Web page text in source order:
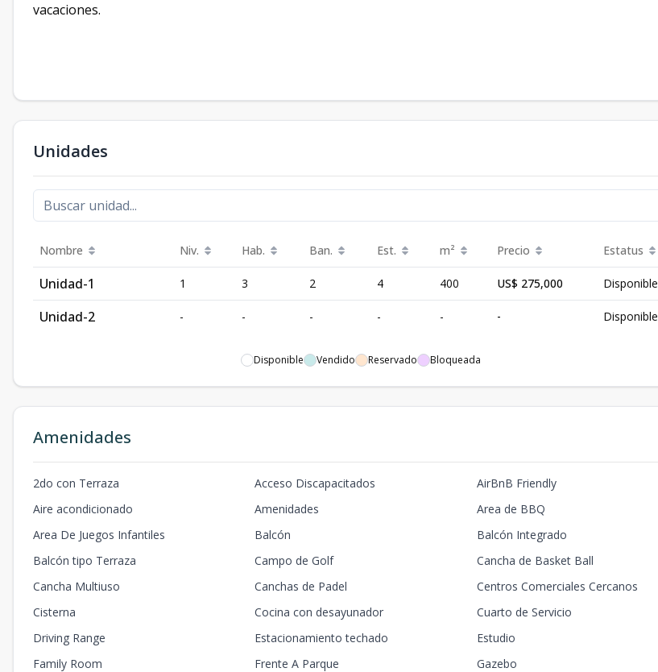
vacaciones.
Unidades
Nombre Niv. Hab. Ban. Est. m² Precio Estatus
Unidad-1 1 3 2 4 400 US$ 275,000 Disponible
Unidad-2 - - - - - - Disponible
Disponible Vendido Reservado Bloqueada
Amenidades
2do con Terraza Acceso Discapacitados
AirBnB Friendly
Aire acondicionado
Amenidades
Area de BBQ
Area De Juegos Infantiles
Balcón
Balcón Integrado
Balcón tipo Terraza
Campo de Golf
Cancha de Basket Ball
Cancha Multiuso
Canchas de Padel
Centros Comerciales Cercanos
Cisterna
Cocina con desayunador
Cuarto de Servicio
Driving Range
Estacionamiento techado
Estudio
Family Room
Frente A Parque
Gazebo